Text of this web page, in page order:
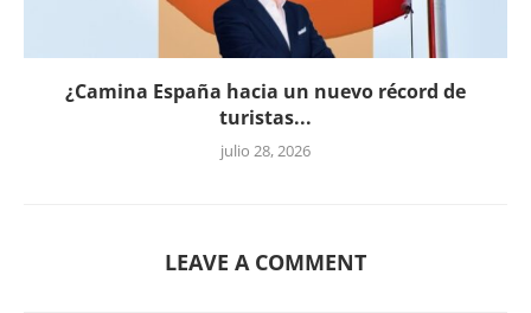
¿Camina España hacia un nuevo récord de
turistas...
julio 28, 2026
LEAVE A COMMENT